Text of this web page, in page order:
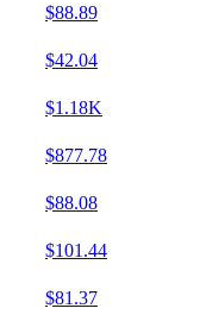
$88.89
$42.04
$1.18K
$877.78
$88.08
$101.44
$81.37